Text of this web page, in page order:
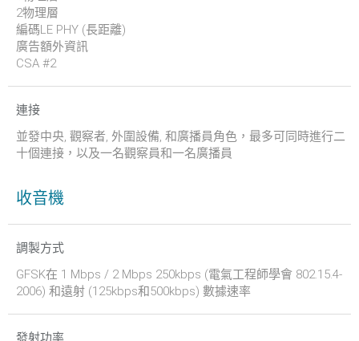
2物理層
編碼LE PHY (長距離)
廣告額外資訊
CSA #2
連接
並發中央, 觀察者, 外圍設備, 和廣播員角色，最多可同時進行二
十個連接，以及一名觀察員和一名廣播員
收音機
調製方式
GFSK在 1 Mbps / 2 Mbps 250kbps (電氣工程師學會 802.15.4-
2006) 和遠射 (125kbps和500kbps) 數據速率
發射功率